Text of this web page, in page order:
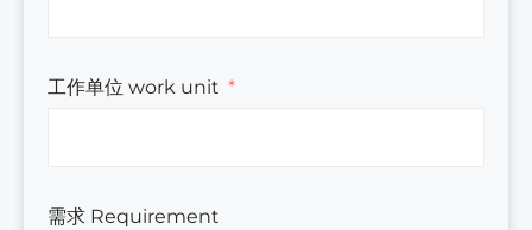
工作单位 work unit
需求 Requirement